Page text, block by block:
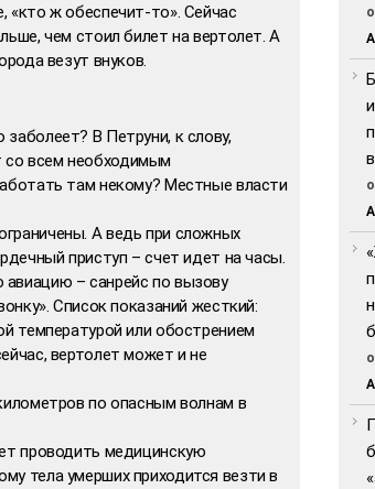
«кто ж обеспечит-то». Сейчас
чем стоил билет на вертолет. А
везут внуков.
В Петруни, к слову,
со всем необходимым
там некому? Местные власти
А ведь при сложных
приступ – счет идет на часы.
авиацию – санрейс по вызову
Список показаний жесткий:
температурой или обострением
вертолет может и не
по опасным волнам в
проводить медицинскую
тела умерших приходится везти в